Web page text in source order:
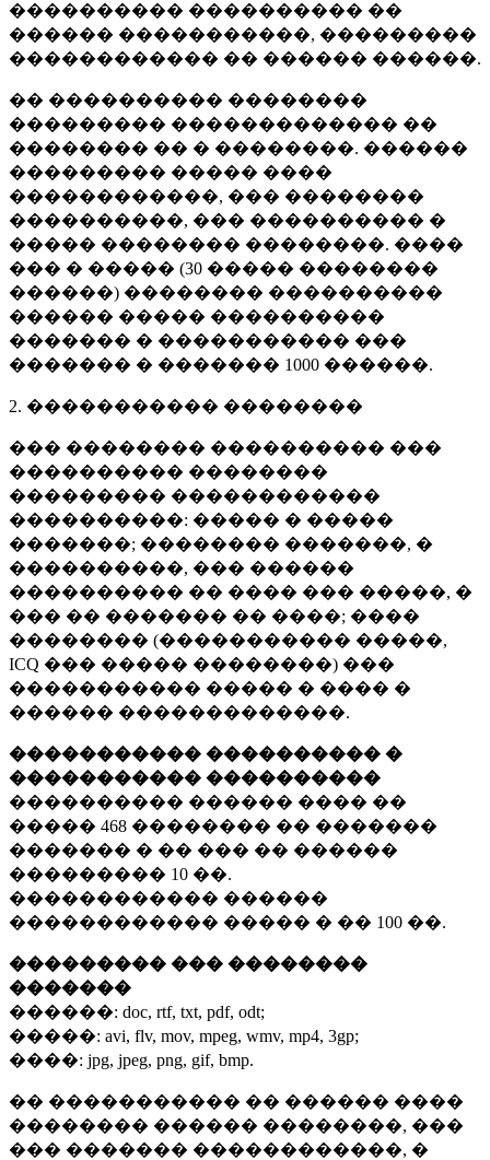
���������� ���������� ��
������ �����������, ���������
������������ �� ������ ������.
�� ���������� ��������
��������� ������������� ��
�������� �� � ��������. ������
��������� ����� ����
������������, ��� ��������
����������, ��� ���������� �
����� �������� ��������. ����
��� � ����� (30 ����� ��������
������) �������� ����������
������ ����� ����������
������� � ����������� ���
������� � ������� 1000 ������.
2. ����������� ��������
��� �������� ���������� ���
���������� ��������
��������� ������������
����������: ����� � �����
�������; �������� �������, �
����������, ��� ������
���������� �� ���� ��� �����, �
��� �� ������� �� ����; ����
�������� (����������� �����,
ICQ ��� ����� ��������) ���
����������� ����� � ���� �
������ �������������.
����������� ���������� �
����������� ����������
���������� ������ ���� ��
����� 468 �������� �� �������
������� � �� ��� �� ������
��������� 10 ��.
������������ ������
������������ ����� � �� 100 ��.
��������� ��� ��������
�������
������: doc, rtf, txt, pdf, odt;
�����: avi, flv, mov, mpeg, wmv, mp4, 3gp;
����: jpg, jpeg, png, gif, bmp.
�� ����������� �� ������ ����
�������� ������ ��������, ���
��� ������� ������������, �